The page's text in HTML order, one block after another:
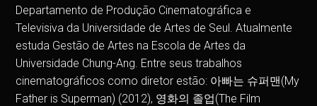
Departamento de Produção Cinematográfica e
Televisiva da Universidade de Artes de Seul. Atualmente
estuda Gestão de Artes na Escola de Artes da
Universidade Chung-Ang. Entre seus trabalhos
cinematográficos como diretor estão: 아빠는 슈퍼맨(My
Father is Superman) (2012), 영화의 졸업(The Film